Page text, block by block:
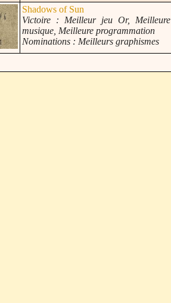
Shadows of Sun
Victoire : Meilleur jeu Or, Meilleure
musique, Meilleure programmation
Nominations : Meilleurs graphismes